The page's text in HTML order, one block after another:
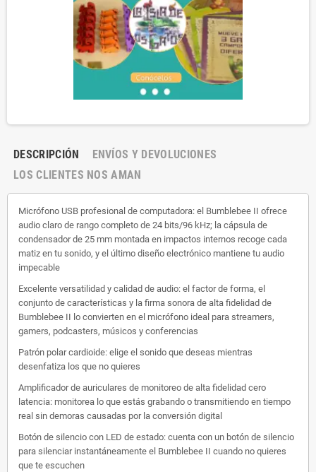
DESCRIPCIÓN
ENVÍOS Y DEVOLUCIONES
LOS CLIENTES NOS AMAN
Micrófono USB profesional de computadora: el Bumblebee II ofrece
audio claro de rango completo de 24 bits/96 kHz; la cápsula de
condensador de 25 mm montada en impactos internos recoge cada
matiz en tu sonido, y el último diseño electrónico mantiene tu audio
impecable
Excelente versatilidad y calidad de audio: el factor de forma, el
conjunto de características y la firma sonora de alta fidelidad de
Bumblebee II lo convierten en el micrófono ideal para streamers,
gamers, podcasters, músicos y conferencias
Patrón polar cardioide: elige el sonido que deseas mientras
desenfatiza los que no quieres
Amplificador de auriculares de monitoreo de alta fidelidad cero
latencia: monitorea lo que estás grabando o transmitiendo en tiempo
real sin demoras causadas por la conversión digital
Botón de silencio con LED de estado: cuenta con un botón de silencio
para silenciar instantáneamente el Bumblebee II cuando no quieres
que te escuchen